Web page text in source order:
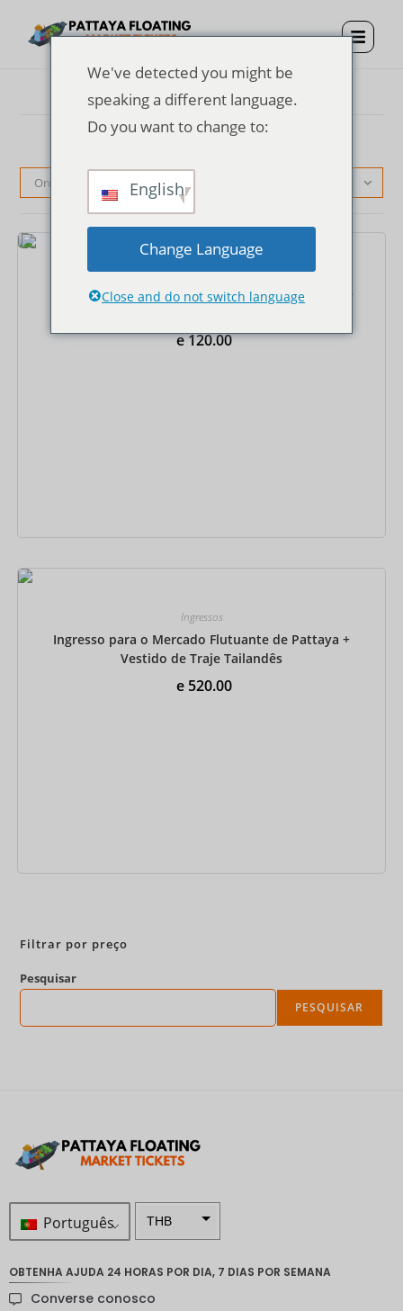
Ordenação padrão
Ingressos
Ingresso de entrada para o mercado flutuante de
e120.00
Reserve agora
Ingressos
Ingresso para o Mercado Flutuante de Pattaya +
Vestido de Traje Tailandês
e 520.00
Filtrar por preço
Pesquisar
PESQUISAR
Português THB
sueca
OBTENHA AJUDA 24 HORAS POR DIA, 7 DIAS POR SEMANA
Converse conosco
We've detected you might be
speaking a different language.
Do you want to change to:
English
Change Language
Close and do not switch language